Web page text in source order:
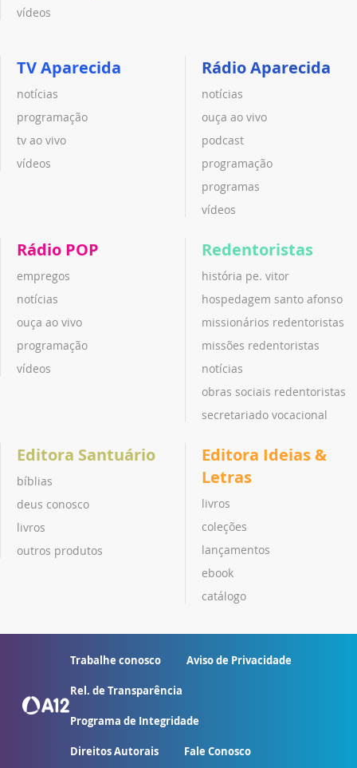
vídeos
TV Aparecida
notícias
programação
tv ao vivo
vídeos
Rádio Aparecida
notícias
ouça ao vivo
podcast
programação
programas
vídeos
Rádio POP
empregos
notícias
ouça ao vivo
programação
vídeos
Redentoristas
história pe. vitor
hospedagem santo afonso
missionários redentoristas
missões redentoristas
notícias
obras sociais redentoristas
secretariado vocacional
Editora Santuário
bíblias
deus conosco
livros
outros produtos
Editora Ideias &
Letras
livros
coleções
lançamentos
ebook
catálogo
Trabalhe conosco Aviso de Privacidade
Rel. de Transparência
Programa de Integridade
Direitos Autorais Fale Conosco